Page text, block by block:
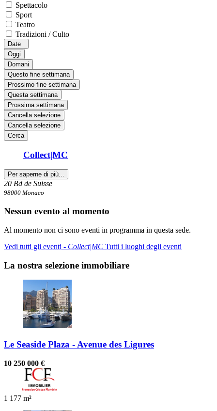
Spettacolo
Sport
Teatro
Tradizioni / Culto
Date
Oggi
Domani
Questo fine settimana
Prossimo fine settimana
Questa settimana
Prossima settimana
Cancella selezione
Cancella selezione
Cerca
Collect|MC
Per saperne di più...
20 Bd de Suisse
98000 Monaco
Nessun evento al momento
Al momento non ci sono eventi in programma in questa sede.
Vedi tutti gli eventi ‐ Collect|MC Tutti i luoghi degli eventi
La nostra selezione immobiliare
Le Seaside Plaza - Avenue des Ligures
10 250 000 €
1 177 m²